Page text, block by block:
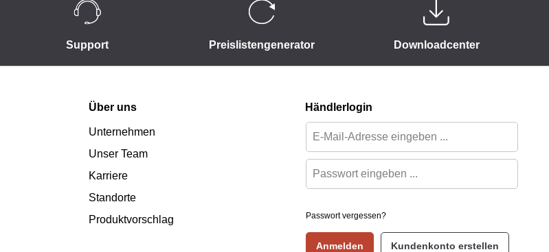
Support Preislistengenerator Downloadcenter
Über uns
Unternehmen
Unser Team
Karriere
Standorte
Produktvorschlag
Händlerlogin
Passwort vergessen?
Anmelden Kundenkonto erstellen